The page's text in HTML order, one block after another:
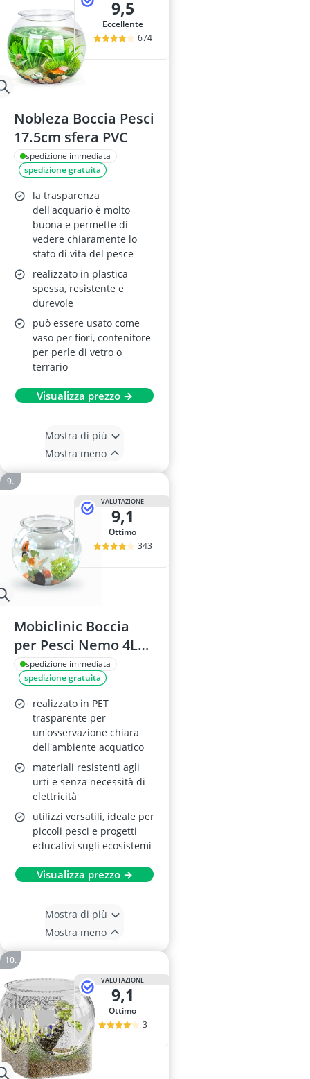
9,5
Eccellente
674
Nobleza Boccia Pesci
17.5cm sfera PVC
spedizione immediata
spedizione gratuita
la trasparenza
dell'acquario è molto
buona e permette di
vedere chiaramente lo
stato di vita del pesce
realizzato in plastica
spessa, resistente e
durevole
può essere usato come
vaso per fiori, contenitore
per perle di vetro o
terrario
Visualizza prezzo →
Mostra di più
Mostra meno
VALUTAZIONE
9,1
Ottimo
343
Mobiclinic Boccia
per Pesci Nemo 4L
Trasparente
spedizione immediata
spedizione gratuita
realizzato in PET
trasparente per
un'osservazione chiara
dell'ambiente acquatico
materiali resistenti agli
urti e senza necessità di
elettricità
utilizzi versatili, ideale per
piccoli pesci e progetti
educativi sugli ecosistemi
Visualizza prezzo →
Mostra di più
Mostra meno
VALUTAZIONE
9,1
Ottimo
3